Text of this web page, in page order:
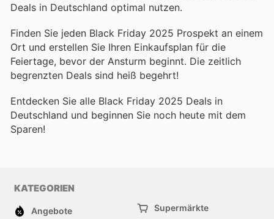
Deals in Deutschland optimal nutzen.
Finden Sie jeden Black Friday 2025 Prospekt an einem
Ort und erstellen Sie Ihren Einkaufsplan für die
Feiertage, bevor der Ansturm beginnt. Die zeitlich
begrenzten Deals sind heiß begehrt!
Entdecken Sie alle Black Friday 2025 Deals in
Deutschland und beginnen Sie noch heute mit dem
Sparen!
KATEGORIEN
Angebote
Supermärkte